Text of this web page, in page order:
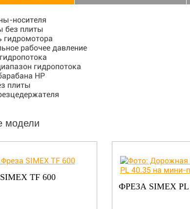
носителя
без плиты
рабочее давление
гидропотока
HP
плиты
модели
TF 600
ФРЕЗА SIMEX PL